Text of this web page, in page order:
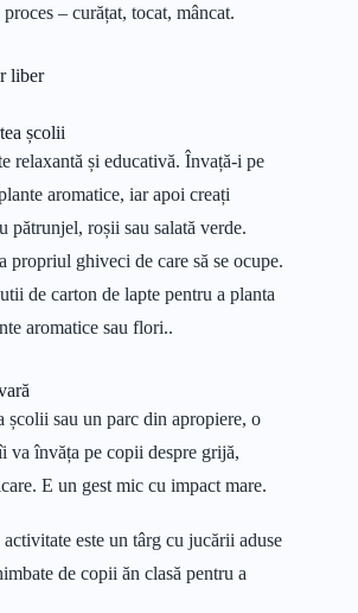
– curățat, tocat, mâncat.
liber
școlii
relaxantă și educativă. Învață-i pe
aromatice, iar apoi creați
pătrunjel, roșii sau salată verde.
propriul ghiveci de care să se ocupe.
de carton de lapte pentru a planta
aromatice sau flori..
școlii sau un parc din apropiere, o
va învăța pe copii despre grijă,
E un gest mic cu impact mare.
este un târg cu jucării aduse
de copii ăn clasă pentru a